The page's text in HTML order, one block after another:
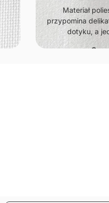
w
100%
delikatnym